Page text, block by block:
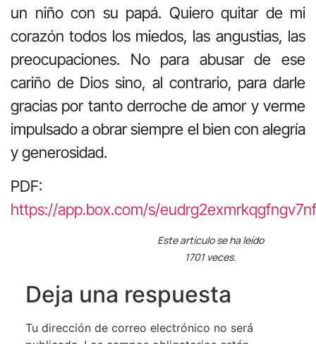
un niño con su papá. Quiero quitar de mi
corazón todos los miedos, las angustias, las
preocupaciones. No para abusar de ese
cariño de Dios sino, al contrario, para darle
gracias por tanto derroche de amor y verme
impulsado a obrar siempre el bien con alegría
y generosidad.
PDF:
https://app.box.com/s/
Este artículo se ha leído
1701 veces.
Deja una respuesta
Tu dirección de correo electrónico no será